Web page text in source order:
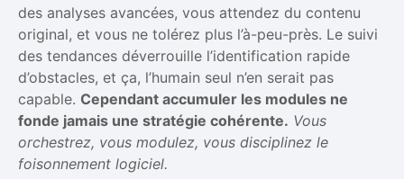
des analyses avancées, vous attendez du contenu
original, et vous ne tolérez plus l’à-peu-près. Le suivi
des tendances déverrouille l’identification rapide
d’obstacles, et ça, l’humain seul n’en serait pas
capable. Cependant accumuler les modules ne
fonde jamais une stratégie cohérente. Vous
orchestrez, vous modulez, vous disciplinez le
foisonnement logiciel.